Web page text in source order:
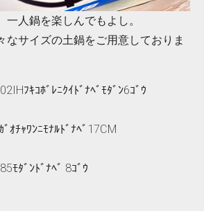
一人鍋を楽しんでもよし。
なサイズの土鍋をご用意しておりま
ﾌｷｺﾎﾞﾚﾆｸｲﾄﾞﾅﾍﾞﾓﾀﾞﾝ6ｺﾞｳ
ﾞｵﾁｬﾜﾝﾆﾓﾅﾙﾄﾞﾅﾍﾞ17CM
ﾓﾀﾞﾝﾄﾞﾅﾍﾞ 8ｺﾞｳ